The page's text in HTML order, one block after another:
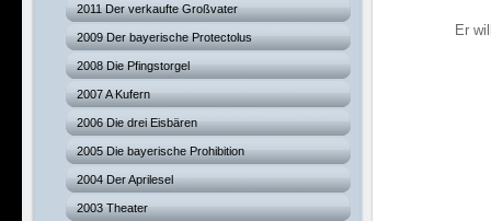
2011 Der verkaufte Großvater
2009 Der bayerische Protectolus
2008 Die Pfingstorgel
2007 A Kufern
2006 Die drei Eisbären
2005 Die bayerische Prohibition
2004 Der Aprilesel
2003 Theater
Er